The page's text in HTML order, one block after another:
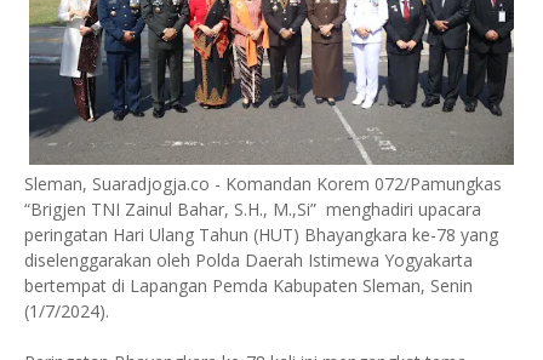
Sleman, Suaradjogja.co - Komandan Korem 072/Pamungkas
“Brigjen TNI Zainul Bahar, S.H., M.,Si” menghadiri upacara
peringatan Hari Ulang Tahun (HUT) Bhayangkara ke-78 yang
diselenggarakan oleh Polda Daerah Istimewa Yogyakarta
bertempat di Lapangan Pemda Kabupaten Sleman, Senin
(1/7/2024).